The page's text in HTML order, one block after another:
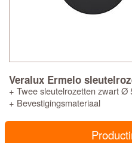
Veralux Ermelo
+ Twee sleutelrozetten zwart Ø
+ Bevestigingsmateriaal